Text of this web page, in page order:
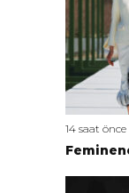
14 saat önce